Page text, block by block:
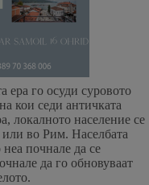
ера го осуди суровото
кои седи античката
локалното население се
во Рим. Населбата
почнале да се
да го обновуваат